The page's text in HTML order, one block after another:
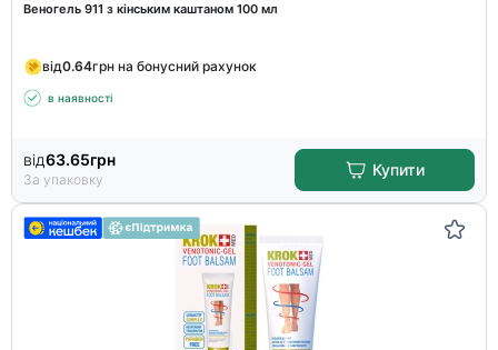
Веногель 911 з кінським каштаном 100 мл
від0.64грн на бонусний рахунок
в наявності
від63.65грн
За упаковку
Купити